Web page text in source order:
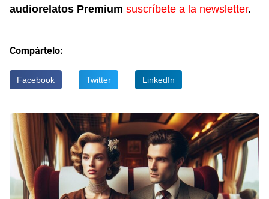
audiorelatos Premium suscríbete a la newsletter.
Compártelo:
Facebook Twitter LinkedIn